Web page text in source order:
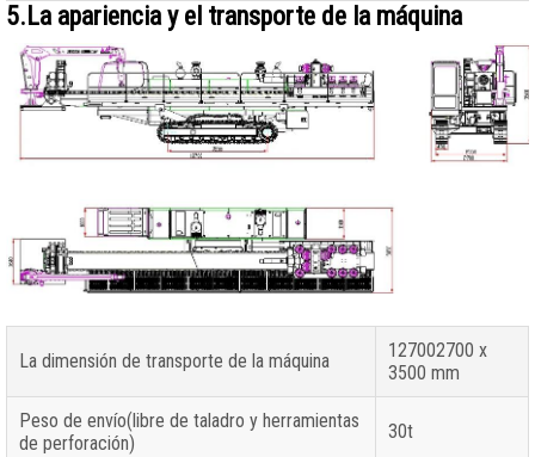
5.La apariencia y el transporte de la máquina
La dimensión de transporte de la máquina
127002700 x
3500 mm
Peso de envío(libre de taladro y herramientas
de perforación)
30t